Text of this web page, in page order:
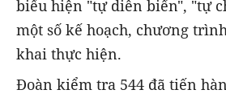
biểu hiện "tự diễn biến", "tự
một số kế hoạch, chương
khai thực hiện.
Đoàn kiểm tra 544 đã tiến